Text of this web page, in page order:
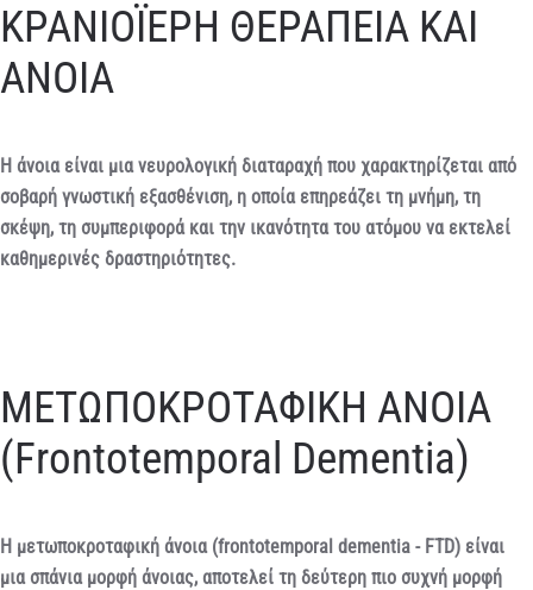
ΚΡΑΝΙΟΪΕΡΗ ΘΕΡΑΠΕΙΑ ΚΑΙ
ΑΝΟΙΑ
Η άνοια είναι μια νευρολογική διαταραχή που χαρακτηρίζεται από
σοβαρή γνωστική εξασθένιση, η οποία επηρεάζει τη μνήμη, τη
σκέψη, τη συμπεριφορά και την ικανότητα του ατόμου να εκτελεί
καθημερινές δραστηριότητες.
ΜΕΤΩΠΟΚΡΟΤΑΦΙΚΗ ΑΝΟΙΑ
(Frontotemporal Dementia)
Η μετωποκροταφική άνοια (frontotemporal dementia - FTD) είναι
μια σπάνια μορφή άνοιας, αποτελεί τη δεύτερη πιο συχνή μορφή